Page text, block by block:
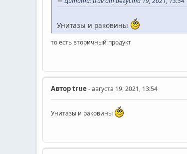
Унитазы и раковины
то есть вторичный продукт
Авторtrue- августа 19, 2021, 13:54
Унитазы и раковины